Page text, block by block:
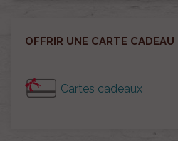
OFFRIR UNE CARTE CADEAU
Cartes cadeaux